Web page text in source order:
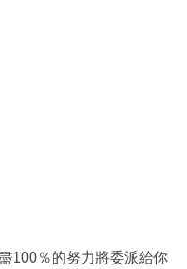
100％的努力將委派給你